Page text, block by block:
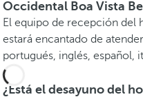
Occidental Boa Vista
El equipo de recepción del
estará encantado de
portugués, inglés, español,
¿Está el desayuno del